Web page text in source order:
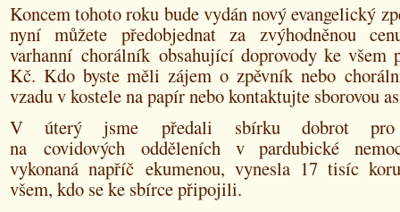
Koncem tohoto roku bude vydán nový evangelický
nyní můžete předobjednat za zvýhodněnou
varhanní chorálník obsahující doprovody ke všem
Kč. Kdo byste měli zájem o zpěvník nebo
vzadu v kostele na papír nebo kontaktujte sborovou
V úterý jsme předali sbírku dobrot pro
na covidových odděleních v pardubické
vykonaná napříč ekumenou, vynesla 17 tisíc
všem, kdo se ke sbírce připojili.